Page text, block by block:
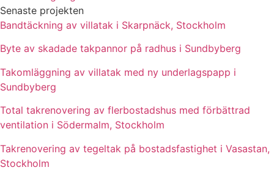
Senaste projekten
Bandtäckning av villatak i Skarpnäck, Stockholm
Byte av skadade takpannor på radhus i Sundbyberg
Takomläggning av villatak med ny underlagspapp i
Sundbyberg
Total takrenovering av flerbostadshus med förbättrad
ventilation i Södermalm, Stockholm
Takrenovering av tegeltak på bostadsfastighet i Vasastan,
Stockholm